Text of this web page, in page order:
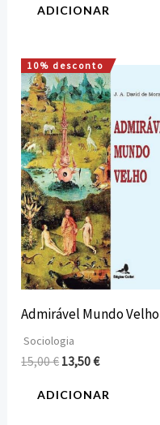
ADICIONAR
10% desconto
Admirável Mundo Velho
Sociologia
15,00€
O
preço
original
era:
15,00 €.
13,50€
O
preço
atual
é:
13,50 €.
ADICIONAR